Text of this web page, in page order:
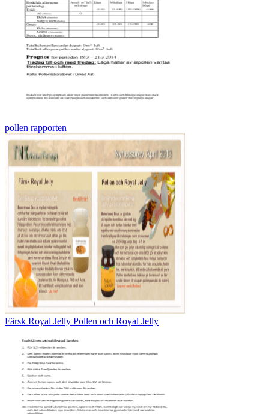
pollen rapporten
Färsk Royal Jelly Pollen och Royal Jelly